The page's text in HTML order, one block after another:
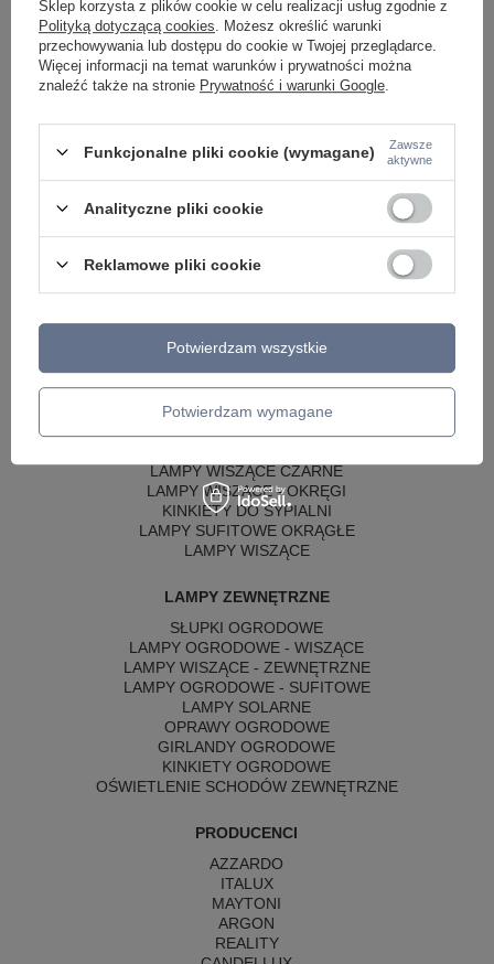
LAMPY WEWNĘTRZNE
KINKIETY NAD LUSTRO
ŻYRANDOLE
LAMPY WISZĄCE CZARNE
LAMPY WISZĄCE - OKRĘGI
KINKIETY DO SYPIALNI
LAMPY SUFITOWE OKRĄGŁE
LAMPY WISZĄCE
LAMPY ZEWNĘTRZNE
SŁUPKI OGRODOWE
LAMPY OGRODOWE - WISZĄCE
LAMPY WISZĄCE - ZEWNĘTRZNE
LAMPY OGRODOWE - SUFITOWE
LAMPY SOLARNE
OPRAWY OGRODOWE
GIRLANDY OGRODOWE
KINKIETY OGRODOWE
OŚWIETLENIE SCHODÓW ZEWNĘTRZNE
PRODUCENCI
AZZARDO
ITALUX
MAYTONI
ARGON
REALITY
Sklep korzysta z plików cookie w celu realizacji usług zgodnie z
Polityką dotyczącą cookies . Możesz określić warunki
przechowywania lub dostępu do cookie w Twojej przeglądarce.
Więcej informacji na temat warunków i prywatności można
znaleźć także na stronie Prywatność i warunki Google
Funkcjonalne pliki cookie (wymagane)
Zawsze
aktywne
Analityczne pliki cookie
Reklamowe pliki cookie
Potwierdzam wymagane
Potwierdzam wszystkie